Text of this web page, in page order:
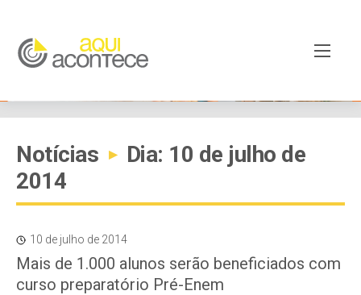
Notícias ▸
Dia: 10 de julho de
2014
10 de julho de 2014
Mais de 1.000 alunos serão beneficiados com
curso preparatório Pré-Enem